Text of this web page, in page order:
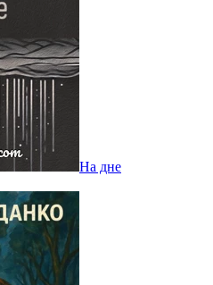
На дне